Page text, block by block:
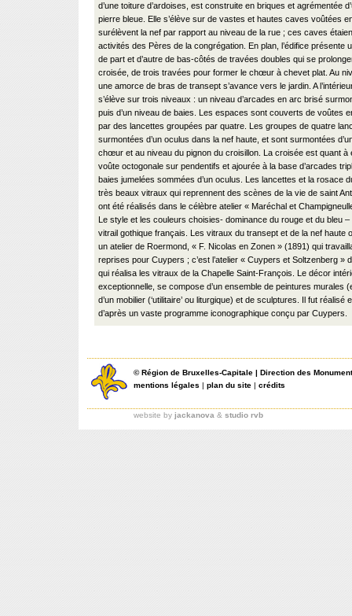
d’une toiture d’ardoises, est construite en briques et agrémentée
pierre bleue. Elle s’élève sur de vastes et hautes caves voûtées
surélèvent la nef par rapport au niveau de la rue ; ces caves
activités des Pères de la congrégation. En plan, l’édifice présente
de part et d’autre de bas-côtés de travées doubles qui se
croisée, de trois travées pour former le chœur à chevet plat. Au
une amorce de bras de transept s’avance vers le jardin. A
s’élève sur trois niveaux : un niveau d’arcades en arc brisé
puis d’un niveau de baies. Les espaces sont couverts de voûtes
par des lancettes groupées par quatre. Les groupes de quatre
surmontées d’un oculus dans la nef haute, et sont surmontées
chœur et au niveau du pignon du croisillon. La croisée est quant à
voûte octogonale sur pendentifs et ajourée à la base d’arcades
baies jumelées sommées d’un oculus. Les lancettes et la rosace
très beaux vitraux qui reprennent des scènes de la vie de saint
ont été réalisés dans le célèbre atelier « Maréchal et
Le style et les couleurs choisies- dominance du rouge et du bleu –
vitrail gothique français. Les vitraux du transept et de la nef haute
un atelier de Roermond, « F. Nicolas en Zonen » (1891) qui
reprises pour Cuypers ; c’est l’atelier « Cuypers et Soltzenberg »
qui réalisa les vitraux de la Chapelle Saint-François. Le décor
exceptionnelle, se compose d’un ensemble de peintures murales
d’un mobilier (‘utilitaire’ ou liturgique) et de sculptures. Il fut réalisé
d’après un vaste programme iconographique conçu par Cuypers.
©Région de Bruxelles-Capitale | Direction des
mentions légales | plan du site | crédits
website by jackanova & studio rvb